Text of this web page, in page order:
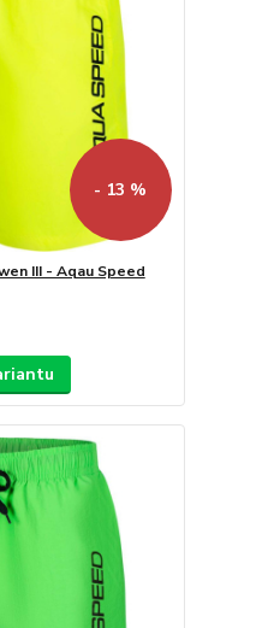
- 13 %
III - Aqau Speed